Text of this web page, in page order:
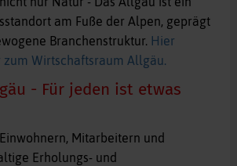
am Fuße der Alpen, geprägt
Branchenstruktur. Hier
zum Wirtschaftsraum Allgäu.
- Für jeden ist etwas
Mitarbeitern und
Erholungs- und